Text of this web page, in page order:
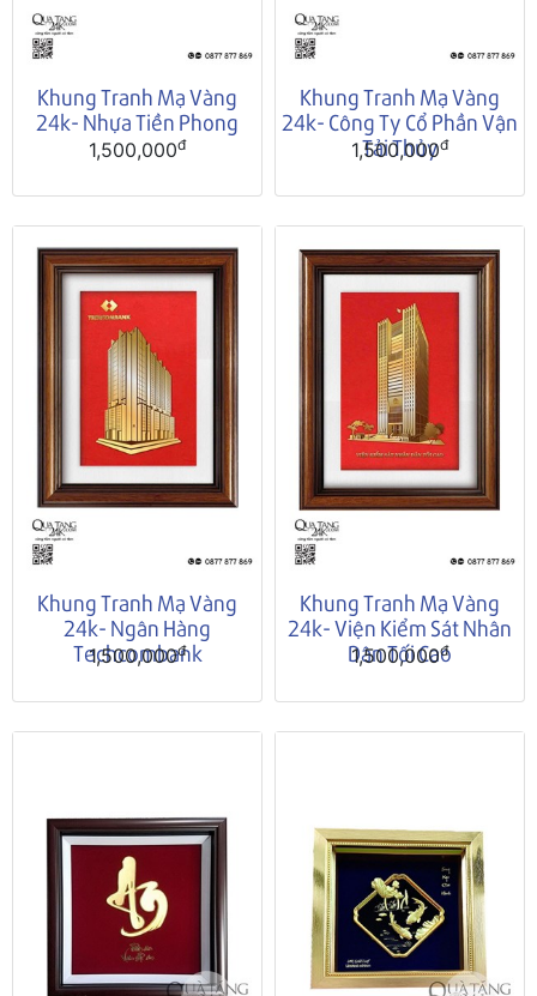
Khung Tranh Mạ Vàng
24k- Nhựa Tiền Phong
1,500,000đ
Khung Tranh Mạ Vàng
24k- Công Ty Cổ Phần Vận
Tải Thủy
1,500,000đ
Khung Tranh Mạ Vàng
24k- Ngân Hàng
Techcombank
1,500,000đ
Khung Tranh Mạ Vàng
24k- Viện Kiểm Sát Nhân
Dân Tối Cao
1,500,000đ